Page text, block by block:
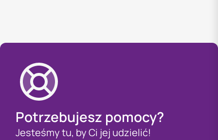
Potrzebujesz pomocy?
Jesteśmy tu, by Ci jej udzielić!